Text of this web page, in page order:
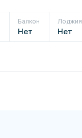
Балкон
Нет
Лоджия
Нет